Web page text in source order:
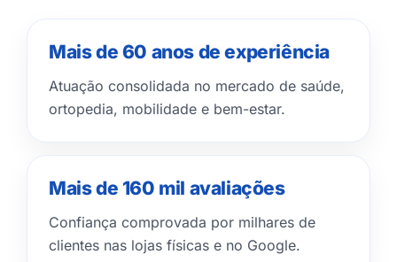
Mais de 60 anos de experiência
Atuação consolidada no mercado de saúde,
ortopedia, mobilidade e bem-estar.
Mais de 160 mil avaliações
Confiança comprovada por milhares de
clientes nas lojas físicas e no Google.